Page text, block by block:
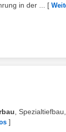
in der ... [
,
]